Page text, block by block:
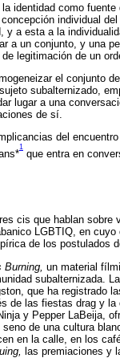
identidad como fuente
individual
y a esta a la
a un conjunto, y una
legitimación de un
el conjunto
subalternizado,
lugar a una
de sí.
del
1
que entra en
cis que hablan sobre
LGBTIQ, en
de los postulados
un material
subalternizada.
que ha registrado
de las fiestas drag y la
y Pepper LaBeija,
de una cultura
en la calle, en los
las premiaciones y